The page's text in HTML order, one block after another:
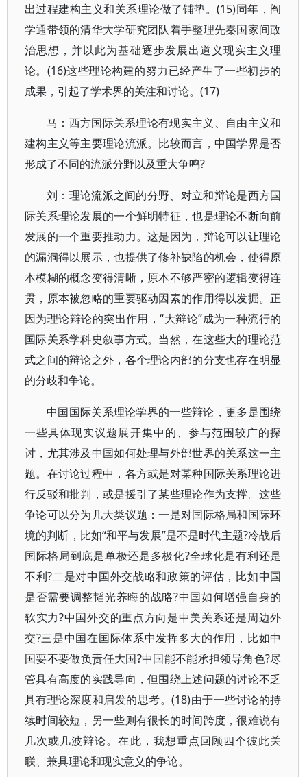
出过程建构主义和关系理论做了铺垫。(15)同年，阎
学通带领的清华大学研究团队着手整理先秦国家间政
治思想，并以此为基础逐步发展出道义现实主义理
论。(16)这些理论构建的努力已经产生了一些初步的
成果，引起了学术界的关注和讨论。(17)
马：西方国际关系理论有现实主义、自由主义和
建构主义等主要理论流派。比较而言，中国学界是否
形成了不同的流派分野以及重大争鸣?
刘：理论流派之间的分野、对立和辩论是西方国
际关系理论发展的一个鲜明特征，也是理论不断向前
发展的一个重要推动力。这是因为，辩论可以让理论
的漏洞得以展示，也提供了修补缺陷的机会，使得原
本模糊的概念变得清晰，原本不够严密的逻辑变得连
贯，原本被忽略的重要驱动因素的作用得以发掘。正
因为理论辩论的突出作用，“大辩论”成为一种流行的
国际关系学科史叙事方式。当然，在这些大的理论范
式之间的辩论之外，各个理论内部的分支也存在明显
的分歧和争论。
中国国际关系理论学界的一些辩论，更多是围绕
一些具体现实议题展开集中的、参与范围较广的探
讨，尤其涉及中国如何处理与外部世界的关系这一主
题。在讨论过程中，各方或是对某种国际关系理论进
行反驳和批判，或是援引了某些理论作为支撑。这些
争论可以分为几大类议题：一是对国际格局和国际环
境的判断，比如“和平与发展”是不是时代主题?冷战后
国际格局到底是单极还是多极化?全球化是有利还是
不利?二是对中国外交战略和政策的评估，比如中国
是否需要调整韬光养晦的战略?中国如何增强自身的
软实力?中国外交的重点方向是中美关系还是周边外
交?三是中国在国际体系中发挥多大的作用，比如中
国要不要做负责任大国?中国能不能承担领导角色?尽
管具有高度的实践导向，但围绕上述问题的讨论不乏
具有理论深度和启发的思考。(18)由于一些讨论的持
续时间较短，另一些则有很长的时间跨度，很难说有
几次或几波辩论。在此，我想重点回顾四个彼此关
联、兼具理论和现实意义的争论。